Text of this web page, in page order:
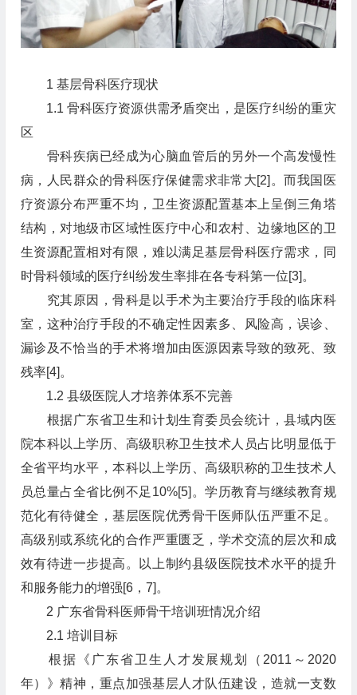
1 基层骨科医疗现状
1.1 骨科医疗资源供需矛盾突出，是医疗纠纷的重灾
区
骨科疾病已经成为心脑血管后的另外一个高发慢性
病，人民群众的骨科医疗保健需求非常大[2]。而我国医
疗资源分布严重不均，卫生资源配置基本上呈倒三角塔
结构，对地级市区域性医疗中心和农村、边缘地区的卫
生资源配置相对有限，难以满足基层骨科医疗需求，同
时骨科领域的医疗纠纷发生率排在各专科第一位[3]。
究其原因，骨科是以手术为主要治疗手段的临床科
室，这种治疗手段的不确定性因素多、风险高，误诊、
漏诊及不恰当的手术将增加由医源因素导致的致死、致
残率[4]。
1.2 县级医院人才培养体系不完善
根据广东省卫生和计划生育委员会统计，县域内医
院本科以上学历、高级职称卫生技术人员占比明显低于
全省平均水平，本科以上学历、高级职称的卫生技术人
员总量占全省比例不足10%[5]。学历教育与继续教育规
范化有待健全，基层医院优秀骨干医师队伍严重不足。
高级别或系统化的合作严重匮乏，学术交流的层次和成
效有待进一步提高。以上制约县级医院技术水平的提升
和服务能力的增强[6，7]。
2 广东省骨科医师骨干培训班情况介绍
2.1 培训目标
根据《广东省卫生人才发展规划（2011～2020
年）》精神，重点加强基层人才队伍建设，造就一支数